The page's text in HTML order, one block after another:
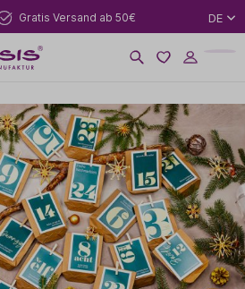
Gratis Versand ab 50€ DE